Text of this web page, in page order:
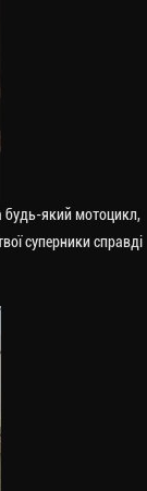
будь-який мотоцикл,
суперники справді